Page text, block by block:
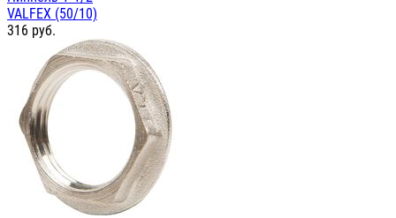
VALFEX (50/10)
316 руб.